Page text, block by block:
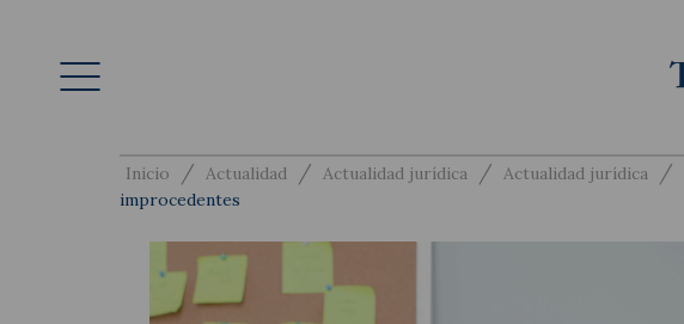
Inicio / Actualidad / Actualidad jurídica / Actualidad jurídica /
improcedentes